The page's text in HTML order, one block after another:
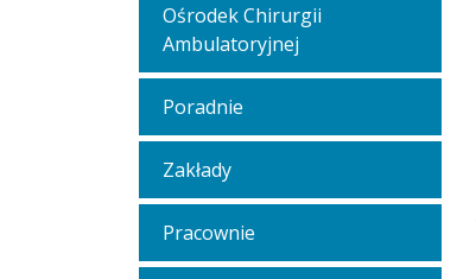
Ośrodek Chirurgii
Ambulatoryjnej
Poradnie
Zakłady
Pracownie